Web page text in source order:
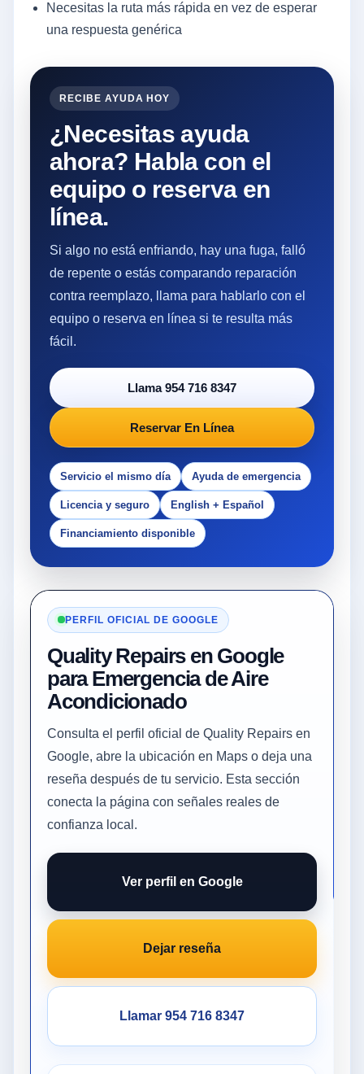
Necesitas la ruta más rápida en vez de esperar
una respuesta genérica
RECIBE AYUDA HOY
¿Necesitas ayuda
ahora? Habla con el
equipo o reserva en
línea.
Si algo no está enfriando, hay una fuga, falló
de repente o estás comparando reparación
contra reemplazo, llama para hablarlo con el
equipo o reserva en línea si te resulta más
fácil.
Llama 954 716 8347
Reservar En Línea
Servicio el mismo día Ayuda de emergencia
Licencia y seguro English + Español
Financiamiento disponible
PERFIL OFICIAL DE GOOGLE
Quality Repairs en Google
para Emergencia de Aire
Acondicionado
Consulta el perfil oficial de Quality Repairs en
Google, abre la ubicación en Maps o deja una
reseña después de tu servicio. Esta sección
conecta la página con señales reales de
confianza local.
Ver perfil en Google
Dejar reseña
Llamar 954 716 8347